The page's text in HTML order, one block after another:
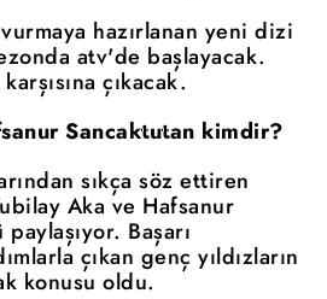
hazırlanan yeni dizi
atv'de başlayacak.
çıkacak.
Sancaktutan kimdir?
sıkça söz ettiren
Aka ve Hafsanur
Başarı
çıkan genç yıldızların
konusu oldu.